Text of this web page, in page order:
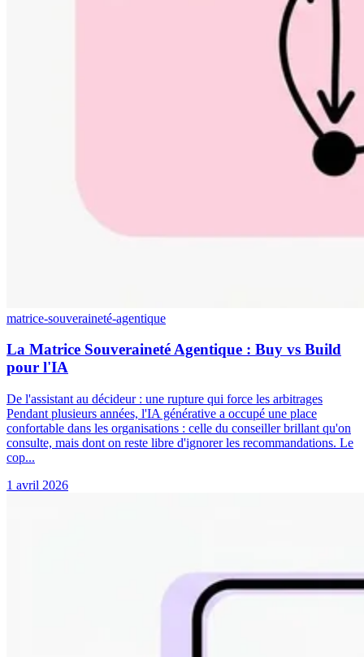
matrice-souveraineté-agentique
La Matrice Souveraineté Agentique : Buy vs Build
pour l'IA
De l'assistant au décideur : une rupture qui force les arbitrages
Pendant plusieurs années, l'IA générative a occupé une place
confortable dans les organisations : celle du conseiller brillant qu'on
consulte, mais dont on reste libre d'ignorer les recommandations. Le
cop...
1 avril 2026